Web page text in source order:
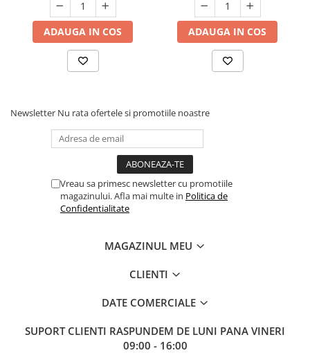
ADAUGA IN COS ADAUGA IN COS
Newsletter Nu rata ofertele si promotiile noastre
Vreau sa primesc newsletter cu promotiile
magazinului. Afla mai multe in Politica de
Confidentialitate
MAGAZINUL MEU
CLIENTI
DATE COMERCIALE
SUPORT CLIENTI RASPUNDEM DE LUNI PANA VINERI
09:00 - 16:00